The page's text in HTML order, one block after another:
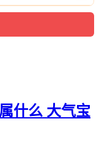
什么 大气宝